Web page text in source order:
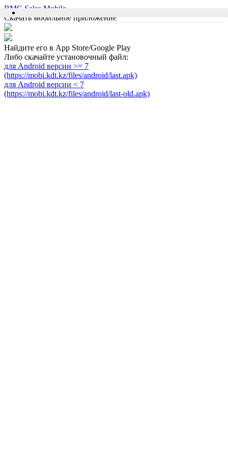
BMC Sales Mobile
Скачать мобильное приложение
Найдите его в App Store/Google Play
Либо скачайте установочный файл:
для Android версии >= 7
(https://mobi.kdt.kz/files/android/last.apk)
для Android версии < 7
(https://mobi.kdt.kz/files/android/last-old.apk)